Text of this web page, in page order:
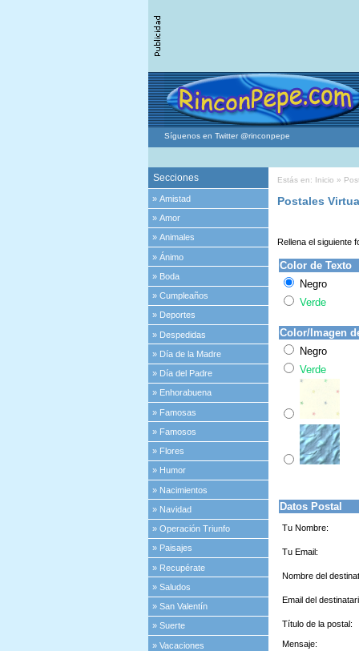
Síguenos en Twitter @rinconpepe
Secciones
»Amistad
»Amor
»Animales
»Ánimo
» Boda
»Cumpleaños
» Deportes
» Despedidas
» Día de la Madre
» Día del Padre
» Enhorabuena
» Famosas
» Famosos
» Flores
» Humor
» Nacimientos
» Navidad
»Operación Triunfo
» Paisajes
» Recupérate
»Saludos
»San Valentín
»Suerte
»Vacaciones
Estás en: Inicio »
Postales
Rellena el siguiente
Color de Texto
Negro
Verde
Color/Imagen
Negro
Verde
Datos Postal
Tu Nombre:
Tu Email:
Nombre del
Email del
Título de la postal:
Mensaje: